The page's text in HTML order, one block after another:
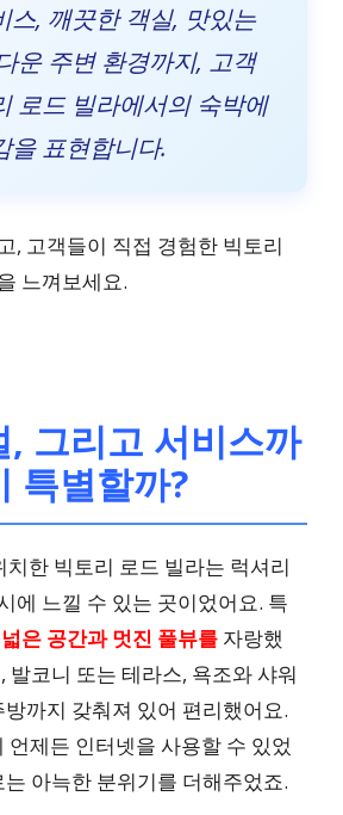
스, 깨끗한 객실, 맛있는
운 주변 환경까지, 고객
로드 빌라에서의 숙박에
을 표현합니다.
, 고객들이 직접 경험한 빅토리
느껴보세요.
, 그리고 서비스까
특별할까?
치한 빅토리 로드 빌라는 럭셔리
에 느낄 수 있는 곳이었어요. 특
넓은 공간과 멋진 풀뷰를 자랑했
발코니 또는 테라스, 욕조와 샤워
까지 갖춰져 있어 편리했어요.
언제든 인터넷을 사용할 수 있었
아늑한 분위기를 더해주었죠.